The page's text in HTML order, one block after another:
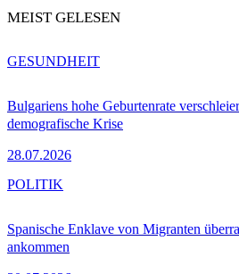
MEIST GELESEN
Bulgariens hohe Geburtenrate
demografische Krise
28.07.2026
GESUNDHEIT
Spanische Enklave von Migranten
ankommen
POLITIK